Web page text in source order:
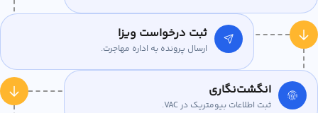
ثبت درخواست ویزا
ارسال پرونده به اداره مهاجرت.
انگشت‌نگاری
ثبت اطلاعات بیومتریک در VAC.